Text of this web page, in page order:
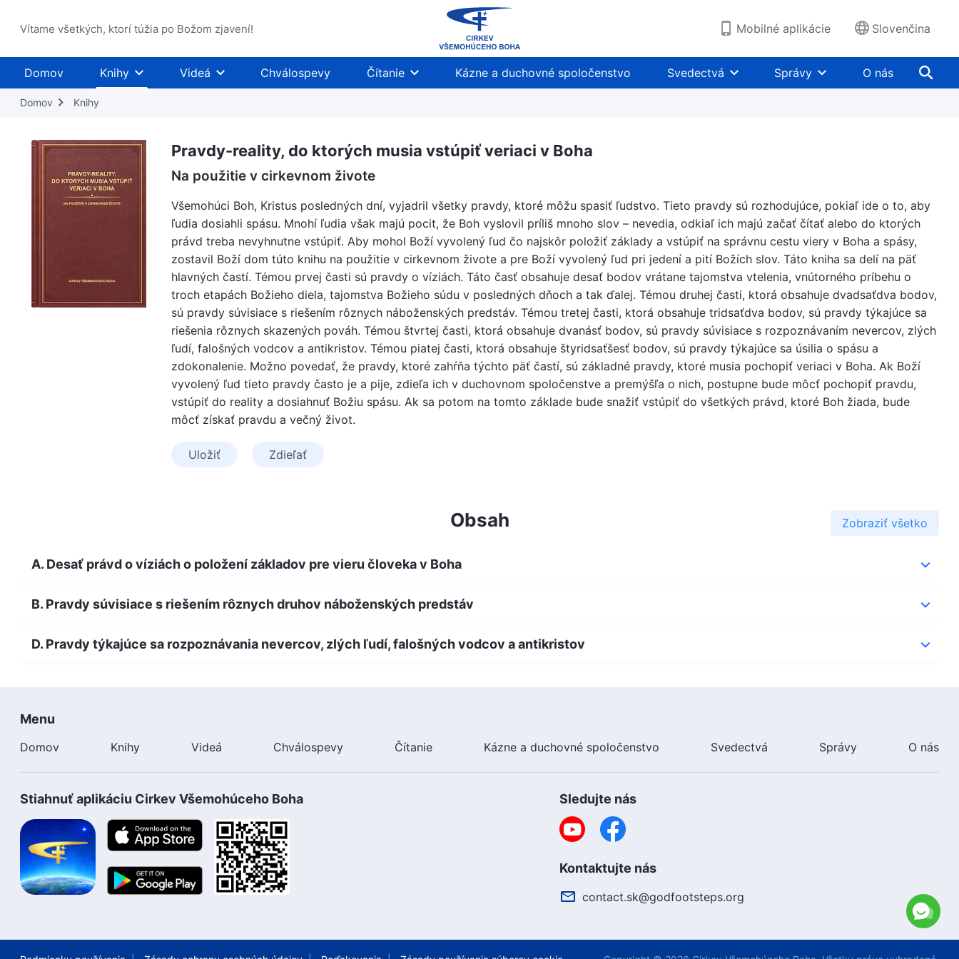
Vítame všetkých, ktorí túžia po Božom zjavení! Mobilné aplikácie Slovenčina
Domov Knihy Videá Chválospevy Čítanie Kázne a duchovné spoločenstvo Svedectvá Správy O nás
Domov Knihy
Pravdy-reality, do ktorých musia vstúpiť veriaci v Boha
Na použitie v cirkevnom živote
Všemohúci Boh, Kristus posledných dní, vyjadril všetky pravdy, ktoré môžu spasiť ľudstvo. Tieto pravdy sú rozhodujúce, pokiaľ ide o to, aby
ľudia dosiahli spásu. Mnohí ľudia však majú pocit, že Boh vyslovil príliš mnoho slov – nevedia, odkiaľ ich majú začať čítať alebo do ktorých
právd treba nevyhnutne vstúpiť. Aby mohol Boží vyvolený ľud čo najskôr položiť základy a vstúpiť na správnu cestu viery v Boha a spásy,
zostavil Boží dom túto knihu na použitie v cirkevnom živote a pre Boží vyvolený ľud pri jedení a pití Božích slov. Táto kniha sa delí na päť
hlavných častí. Témou prvej časti sú pravdy o víziách. Táto časť obsahuje desať bodov vrátane tajomstva vtelenia, vnútorného príbehu o
troch etapách Božieho diela, tajomstva Božieho súdu v posledných dňoch a tak ďalej. Témou druhej časti, ktorá obsahuje dvadsaťdva bodov,
sú pravdy súvisiace s riešením rôznych náboženských predstáv. Témou tretej časti, ktorá obsahuje tridsaťdva bodov, sú pravdy týkajúce sa
riešenia rôznych skazených pováh. Témou štvrtej časti, ktorá obsahuje dvanásť bodov, sú pravdy súvisiace s rozpoznávaním nevercov, zlých
ľudí, falošných vodcov a antikristov. Témou piatej časti, ktorá obsahuje štyridsaťšesť bodov, sú pravdy týkajúce sa úsilia o spásu a
zdokonalenie. Možno povedať, že pravdy, ktoré zahŕňa týchto päť častí, sú základné pravdy, ktoré musia pochopiť veriaci v Boha. Ak Boží
vyvolený ľud tieto pravdy často je a pije, zdieľa ich v duchovnom spoločenstve a premýšľa o nich, postupne bude môcť pochopiť pravdu,
vstúpiť do reality a dosiahnuť Božiu spásu. Ak sa potom na tomto základe bude snažiť vstúpiť do všetkých právd, ktoré Boh žiada, bude
môcť získať pravdu a večný život.
Uložiť Zdieľať
Obsah Zobraziť všetko
A. Desať právd o víziách o položení základov pre vieru človeka v Boha
B. Pravdy súvisiace s riešením rôznych druhov náboženských predstáv
D. Pravdy týkajúce sa rozpoznávania nevercov, zlých ľudí, falošných vodcov a antikristov
Menu
Domov Knihy Videá Chválospevy Čítanie Kázne a duchovné spoločenstvo Svedectvá Správy O nás
Stiahnuť aplikáciu Cirkev Všemohúceho Boha Sledujte nás
Kontaktujte nás
contact.sk@godfootsteps.org